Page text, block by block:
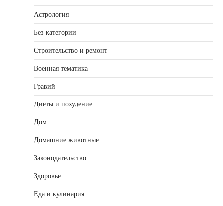
Астрология
Без категории
Строительство и ремонт
Военная тематика
Гравий
Диеты и похудение
Дом
Домашние животные
Законодательство
Здоровье
Еда и кулинария